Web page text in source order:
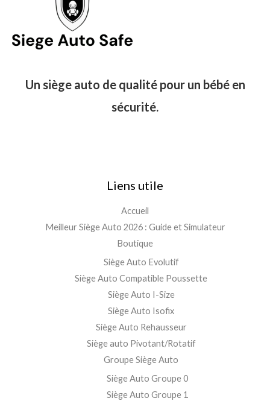
Un siège auto de qualité pour un bébé en
sécurité.
Liens utile
Accueil
Meilleur Siège Auto 2026 : Guide et Simulateur
Boutique
Siège Auto Evolutif
Siège Auto Compatible Poussette
Siège Auto I-Size
Siège Auto Isofix
Siège Auto Rehausseur
Siège auto Pivotant/Rotatif
Groupe Siège Auto
Siège Auto Groupe 0
Siège Auto Groupe 1